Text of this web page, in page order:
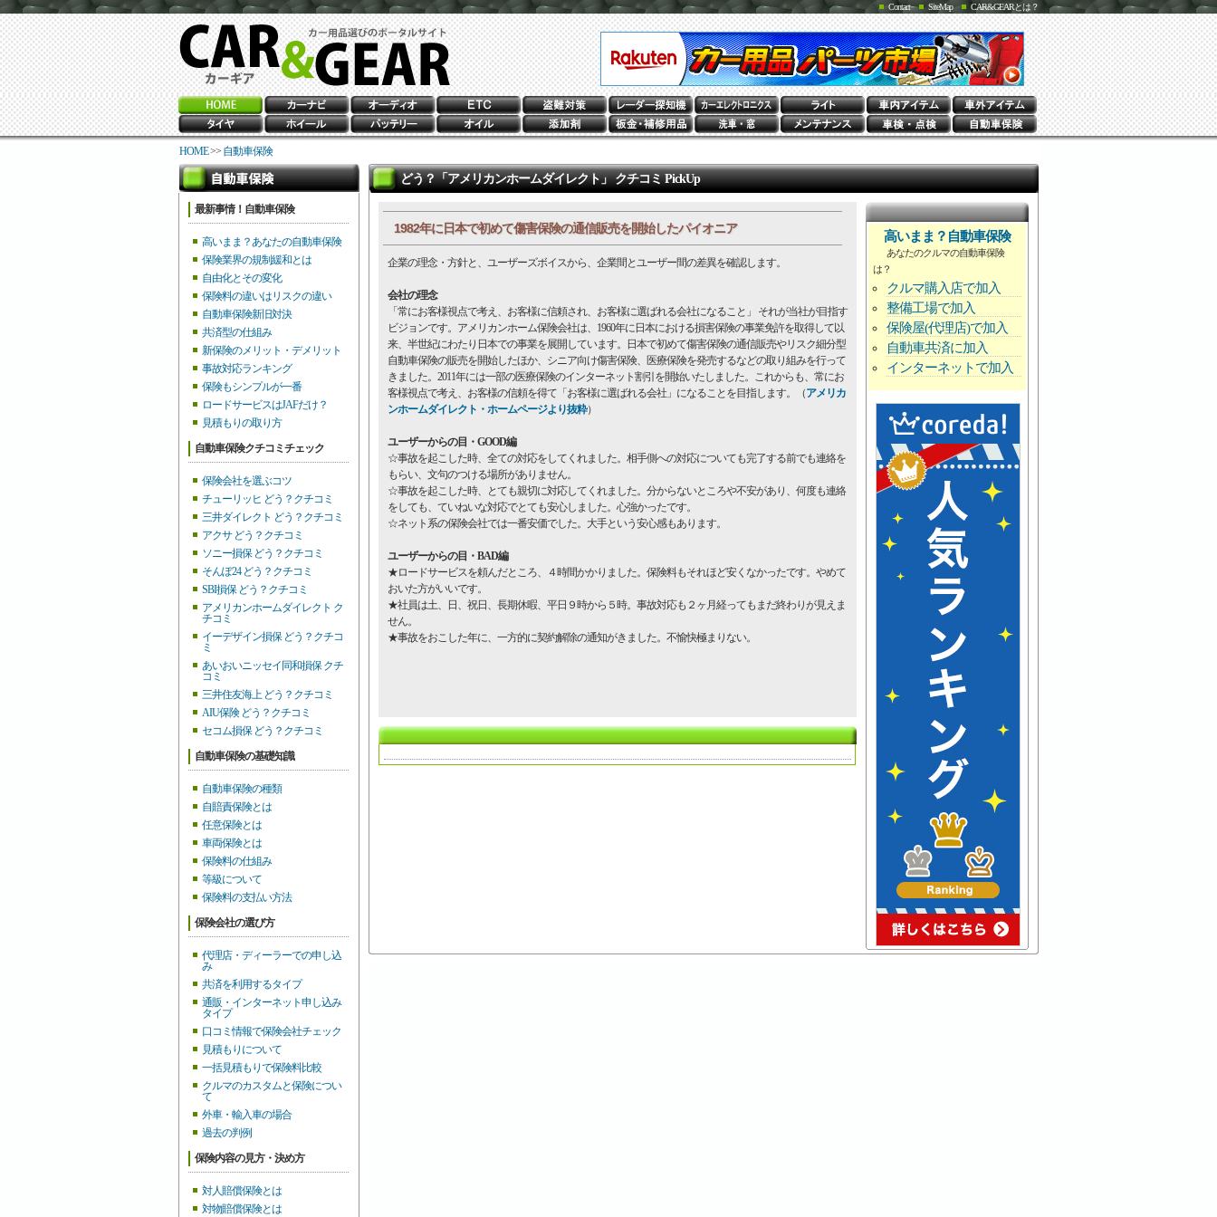
CAR&GEARとは？
SiteMap
Contact
HOME>> 自動車保険
最新事情！自動車保険
高いまま？あなたの自動車保険
保険業界の規制緩和とは
自由化とその変化
保険料の違いはリスクの違い
自動車保険新旧対決
共済型の仕組み
新保険のメリット・デメリット
事故対応ランキング
保険もシンプルが一番
ロードサービスはJAFだけ？
見積もりの取り方
自動車保険クチコミチェック
保険会社を選ぶコツ
チューリッヒ どう？クチコミ
三井ダイレクト どう？クチコミ
アクサ どう？クチコミ
ソニー損保 どう？クチコミ
そんぽ24 どう？クチコミ
SBI損保 どう？クチコミ
アメリカンホームダイレクト ク
チコミ
イーデザイン損保 どう？クチコ
ミ
あいおいニッセイ同和損保 クチ
コミ
三井住友海上 どう？クチコミ
AIU保険 どう？クチコミ
セコム損保 どう？クチコミ
自動車保険の基礎知識
自動車保険の種類
自賠責保険とは
任意保険とは
車両保険とは
保険料の仕組み
等級について
保険料の支払い方法
保険会社の選び方
代理店・ディーラーでの申し込
み
共済を利用するタイプ
通販・インターネット申し込み
タイプ
口コミ情報で保険会社チェック
見積もりについて
一括見積もりで保険料比較
クルマのカスタムと保険につい
て
外車・輸入車の場合
過去の判例
保険内容の見方・決め方
対人賠償保険とは
対物賠償保険とは
どう？「アメリカンホームダイレクト」 クチコミ PickUp
1982年に日本で初めて傷害保険の通信販売を開始したパイオニア
企業の理念・方針と、ユーザーズボイスから、企業間とユーザー間の差異を確認します。
会社の理念
「常にお客様視点で考え、お客様に信頼され、お客様に選ばれる会社になること」 それが当社が目指す
ビジョンです。アメリカンホーム保険会社は、1960年に日本における損害保険の事業免許を取得して以
来、半世紀にわたり日本での事業を展開しています。日本で初めて傷害保険の通信販売やリスク細分型
自動車保険の販売を開始したほか、シニア向け傷害保険、医療保険を発売するなどの取り組みを行って
きました。2011年には一部の医療保険のインターネット割引を開始いたしました。これからも、常にお
客様視点で考え、お客様の信頼を得て「お客様に選ばれる会社」になることを目指します。（アメリカ
ンホームダイレクト・ホームページより抜粋）
ユーザーからの目・GOOD編
☆事故を起こした時、全ての対応をしてくれました。相手側への対応についても完了する前でも連絡を
もらい、文句のつける場所がありません。
☆事故を起こした時、とても親切に対応してくれました。分からないところや不安があり、何度も連絡
をしても、ていねいな対応でとても安心しました。心強かったです。
☆ネット系の保険会社では一番安価でした。大手という安心感もあります。
ユーザーからの目・BAD編
★ロードサービスを頼んだところ、４時間かかりました。保険料もそれほど安くなかったです。やめて
おいた方がいいです。
★社員は土、日、祝日、長期休暇、平日９時から５時。事故対応も２ヶ月経ってもまだ終わりが見えま
せん。
★事故をおこした年に、一方的に契約解除の通知がきました。不愉快極まりない。
高いまま？自動車保険
あなたのクルマの自動車保険
は？
クルマ購入店で加入
整備工場で加入
保険屋(代理店)で加入
自動車共済に加入
インターネットで加入